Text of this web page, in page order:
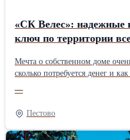
«СК Велес»: надежные
ключ по территории
Мечта о собственном доме
сколько потребуется денег и
которое сделает мечту
изготовления – современные,
стоимости. Подрядчик
предлагает большой выбор
—
Пестово